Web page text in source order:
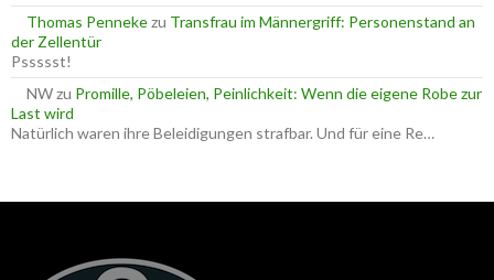
Thomas Pennekezu Transfrau im Männergriff: Personenstand an
der Zellentür
Pssssst!
NWzu Promille, Pöbeleien, Peinlichkeit: Wenn die eigene Robe zur
Last wird
Natürlich waren ihre Beleidigungen strafbar. Und für eine Re…